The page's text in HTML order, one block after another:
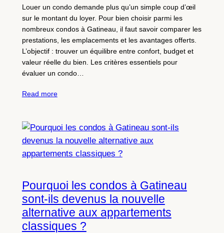
Louer un condo demande plus qu’un simple coup d’œil
sur le montant du loyer. Pour bien choisir parmi les
nombreux condos à Gatineau, il faut savoir comparer les
prestations, les emplacements et les avantages offerts.
L’objectif : trouver un équilibre entre confort, budget et
valeur réelle du bien. Les critères essentiels pour
évaluer un condo…
Read more
Pourquoi les condos à Gatineau
sont-ils devenus la nouvelle
alternative aux appartements
classiques ?